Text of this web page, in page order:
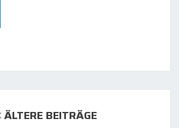
ÄLTERE BEITRÄGE